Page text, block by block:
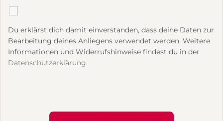
Du erklärst dich damit einverstanden, dass deine Daten zur
Bearbeitung deines Anliegens verwendet werden. Weitere
Informationen und Widerrufshinweise findest du in der
Datenschutzerklärung.